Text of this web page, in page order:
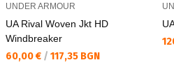
UNDER ARMOUR
UA Rival Woven Jkt HD
Windbreaker
Текуща цена:
60,00 € / 117,35 BGN